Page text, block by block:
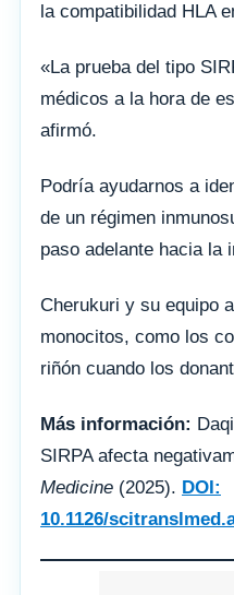
la compatibilidad HLA
«La prueba del tipo
médicos a la hora de
afirmó.
Podría ayudarnos a
de un régimen
paso adelante hacia la
Cherukuri y su equipo
monocitos, como los
riñón cuando los
Más información:
SIRPA afecta
Medicine (2025). DOI:
10.1126/